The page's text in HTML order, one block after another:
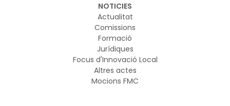
NOTICIES
Actualitat
Comissions
Formació
Jurídiques
Focus d'Innovació Local
Altres actes
Mocions FMC